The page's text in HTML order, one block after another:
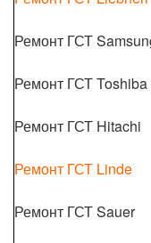
Ремонт ГСТ
Ремонт ГСТ Toshiba
Ремонт ГСТ Hitachi
Ремонт ГСТ Linde
Ремонт ГСТ Sauer